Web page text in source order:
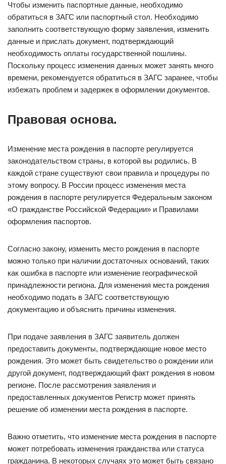
Чтобы изменить паспортные данные, необходимо
обратиться в ЗАГС или паспортный стол. Необходимо
заполнить соответствующую форму заявления, изменить
данные и прислать документ, подтверждающий
необходимость оплаты государственной пошлины.
Поскольку процесс изменения данных может занять много
времени, рекомендуется обратиться в ЗАГС заранее, чтобы
избежать проблем и задержек в оформлении документов.
Правовая основа.
Изменение места рождения в паспорте регулируется
законодательством страны, в которой вы родились. В
каждой стране существуют свои правила и процедуры по
этому вопросу. В России процесс изменения места
рождения в паспорте регулируется Федеральным законом
«О гражданстве Российской Федерации» и Правилами
оформления паспортов.
Согласно закону, изменить место рождения в паспорте
можно только при наличии достаточных оснований, таких
как ошибка в паспорте или изменение географической
принадлежности региона. Для изменения места рождения
необходимо подать в ЗАГС соответствующую
документацию и объяснить причины изменения.
При подаче заявления в ЗАГС заявитель должен
предоставить документы, подтверждающие новое место
рождения. Это может быть свидетельство о рождении или
другой документ, подтверждающий факт рождения в новом
регионе. После рассмотрения заявления и
предоставленных документов Регистр может принять
решение об изменении места рождения в паспорте.
Важно отметить, что изменение места рождения в паспорте
может потребовать изменения гражданства или статуса
гражданина. В некоторых случаях это может быть связано